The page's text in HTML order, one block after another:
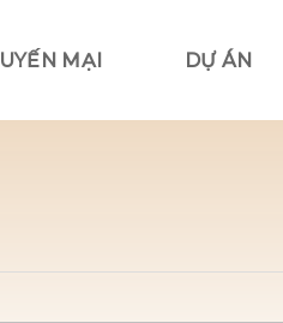
MẠI DỰ ÁN
quý khách